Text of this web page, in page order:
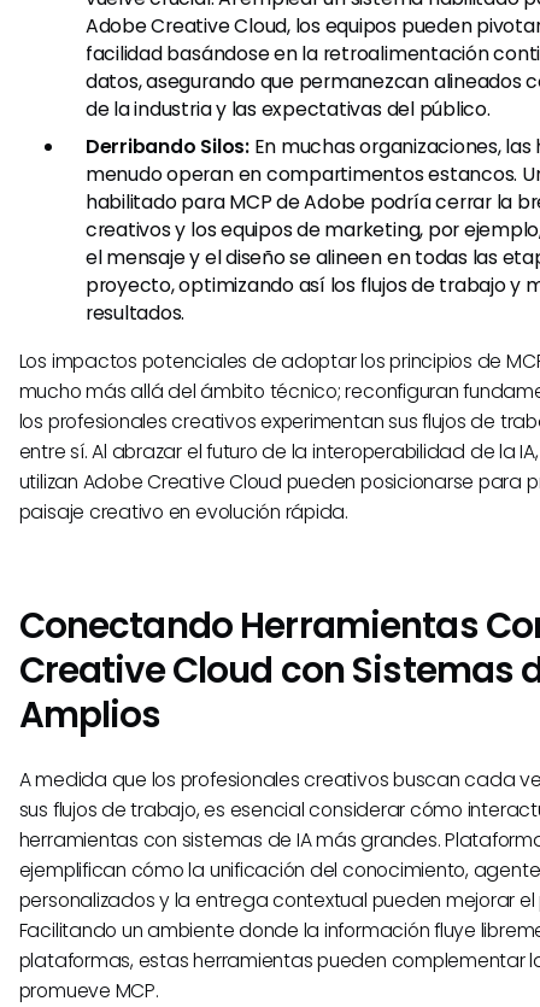
Adobe Creative Cloud, los equipos pueden
facilidad basándose en la retroalimentación
datos, asegurando que permanezcan alineados
de la industria y las expectativas del público.
Derribando Silos:En muchas organizaciones,
menudo operan en compartimentos estancos.
habilitado para MCP de Adobe podría cerrar la
creativos y los equipos de marketing, por
el mensaje y el diseño se alineen en todas las
proyecto, optimizando así los flujos de trabajo y
resultados.
Los impactos potenciales de adoptar los principios de
mucho más allá del ámbito técnico; reconfiguran
los profesionales creativos experimentan sus flujos de
entre sí. Al abrazar el futuro de la interoperabilidad de la
utilizan Adobe Creative Cloud pueden posicionarse para
paisaje creativo en evolución rápida.
Conectando Herramientas
Creative Cloud con Sistemas
Amplios
A medida que los profesionales creativos buscan cada
sus flujos de trabajo, es esencial considerar cómo
herramientas con sistemas de IA más grandes.
ejemplifican cómo la unificación del conocimiento,
personalizados y la entrega contextual pueden mejorar
Facilitando un ambiente donde la información fluye
plataformas, estas herramientas pueden complementar
promueve MCP.